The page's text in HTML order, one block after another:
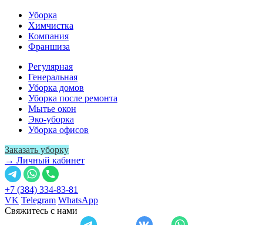
Уборка
Химчистка
Компания
Франшиза
Регулярная
Генеральная
Уборка домов
Уборка после ремонта
Мытье окон
Эко-уборка
Уборка офисов
Заказать уборку
→ Личный кабинет
+7 (384) 334-83-81
VK Telegram WhatsApp
Свяжитесь с нами